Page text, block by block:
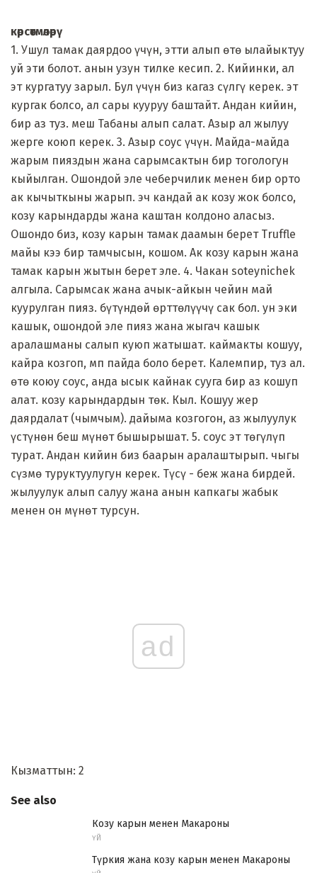
көрсөтмөлөрү
1. Ушул тамак даярдоо үчүн, этти алып өтө ылайыктуу
уй эти болот. анын узун тилке кесип. 2. Кийинки, ал
эт кургатуу зарыл. Бул үчүн биз кагаз сүлгү керек. эт
кургак болсо, ал сары кууруу баштайт. Андан кийин,
бир аз туз. меш Табаны алып салат. Азыр ал жылуу
жерге коюп керек. 3. Азыр соус үчүн. Майда-майда
жарым пияздын жана сарымсактын бир тогологун
кыйылган. Ошондой эле чеберчилик менен бир орто
ак кычыткыны жарып. эч кандай ак козу жок болсо,
козу карындарды жана каштан колдоно аласыз.
Ошондо биз, козу карын тамак даамын берет Truffle
майы кээ бир тамчысын, кошом. Ак козу карын жана
тамак карын жытын берет эле. 4. Чакан soteynichek
алгыла. Сарымсак жана ачык-айкын чейин май
куурулган пияз. бүтүндөй өрттөлүүчү сак бол. ун эки
кашык, ошондой эле пияз жана жыгач кашык
аралашманы салып куюп жатышат. каймакты кошуу,
кайра козгоп, мп пайда боло берет. Калемпир, туз ал.
өтө коюу соус, анда ысык кайнак сууга бир аз кошуп
алат. козу карындардын төк. Кыл. Кошуу жер
даярдалат (чымчым). дайыма козгогон, аз жылуулук
үстүнөн беш мүнөт бышырышат. 5. соус эт төгүлүп
турат. Андан кийин биз баарын аралаштырып. чыгы
сүзмө туруктуулугун керек. Түсү - беж жана бирдей.
жылуулук алып салуу жана анын капкагы жабык
менен он мүнөт турсун.
ad
Кызматтын: 2
See also
Козу карын менен Макароны
ҮЙ
Түркия жана козу карын менен Макароны